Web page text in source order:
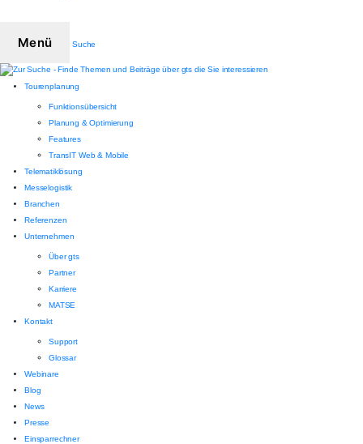
Menü Suche
Tourenplanung
Funktionsübersicht
Planung & Optimierung
Features
TransIT Web & Mobile
Telematiklösung
Messelogistik
Branchen
Referenzen
Unternehmen
Über gts
Partner
Karriere
MATSE
Kontakt
Support
Glossar
Webinare
Blog
News
Presse
Einsparrechner